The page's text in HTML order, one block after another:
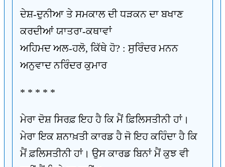
ਦੇਸ਼-ਦੁਨੀਆ ਤੇ ਸਮਕਾਲ ਦੀ ਧੜਕਨ ਦਾ ਬਖਾਣ
ਕਰਦੀਆਂ ਯਾਤਰਾ-ਕਥਾਵਾਂ
ਅਹਿਮਦ ਅਲ-ਹਲੋ, ਕਿੱਥੇ ਹੋ? : ਸੁਰਿੰਦਰ ਮਨਨ
ਅਨੁਵਾਦ ਨਰਿੰਦਰ ਕੁਮਾਰ
* * * * *
ਮੇਰਾ ਦੋਸ਼ ਸਿਰਫ਼ ਇਹ ਹੈ ਕਿ ਮੈਂ ਫ਼ਿਲਿਸਤੀਨੀ ਹਾਂ।
ਮੇਰਾ ਇਕ ਸ਼ਨਾਖ਼ਤੀ ਕਾਰਡ ਹੈ ਜੋ ਇਹ ਕਹਿੰਦਾ ਹੈ ਕਿ
ਮੈਂ ਫ਼ਲਿਸਤੀਨੀ ਹਾਂ। ਉਸ ਕਾਰਡ ਬਿਨਾਂ ਮੈਂ ਕੁਝ ਵੀ